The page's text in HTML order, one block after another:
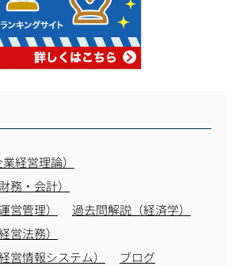
経営理論）
務・会計）
営管理）
過去問解説（経済学）
営法務）
営情報システム）
ブログ